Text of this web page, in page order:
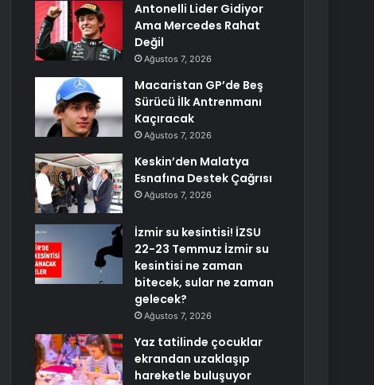
Antonelli Lider Gidiyor
Ama Mercedes Rahat
Değil
Ağustos 7, 2026
Macaristan GP’de Beş
Sürücü İlk Antrenmanı
Kaçıracak
Ağustos 7, 2026
Keskin’den Malatya
Esnafına Destek Çağrısı
Ağustos 7, 2026
İzmir su kesintisi! İZSU
22-23 Temmuz İzmir su
kesintisi ne zaman
bitecek, sular ne zaman
gelecek?
Ağustos 7, 2026
Yaz tatilinde çocuklar
ekrandan uzaklaşıp
hareketle buluşuyor